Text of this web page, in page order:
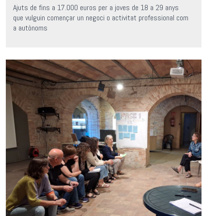
Ajuts de fins a 17.000 euros per a joves de 18 a 29 anys
que vulguin començar un negoci o activitat professional com
a autònoms